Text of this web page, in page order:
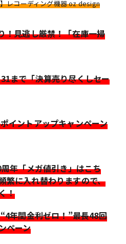
レコーディング機器 oz design
！見逃し厳禁！「在庫一掃
まで「決算売り尽くしセー
イントアップキャンペーン
年「メガ値引き」はこち
繁に入れ替わりますので、
！
年間金利ゼロ！”最長48回
ペーン